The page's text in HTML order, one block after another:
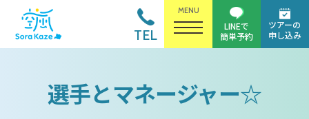
MENU
TEL
ツアーの
申し込み
LINEで
簡単予約
選手とマネージャー☆